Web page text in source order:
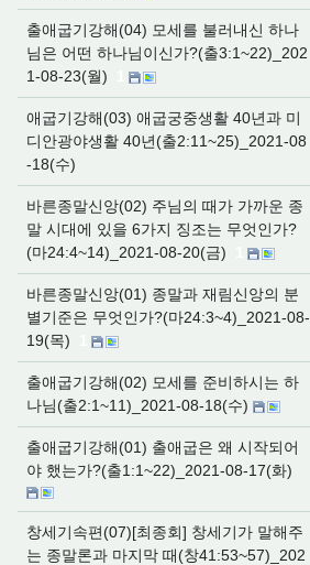
출애굽기강해(04) 모세를 불러내신 하나
님은 어떤 하나님이신가?(출3:1~22)_202
1-08-23(월)
애굽기강해(03) 애굽궁중생활 40년과 미
디안광야생활 40년(출2:11~25)_2021-08
-18(수)
바른종말신앙(02) 주님의 때가 가까운 종
말 시대에 있을 6가지 징조는 무엇인가?
(마24:4~14)_2021-08-20(금)
바른종말신앙(01) 종말과 재림신앙의 분
별기준은 무엇인가?(마24:3~4)_2021-08-
19(목)
출애굽기강해(02) 모세를 준비하시는 하
나님(출2:1~11)_2021-08-18(수)
출애굽기강해(01) 출애굽은 왜 시작되어
야 했는가?(출1:1~22)_2021-08-17(화)
창세기속편(07)[최종회] 창세기가 말해주
는 종말론과 마지막 때(창41:53~57)_202